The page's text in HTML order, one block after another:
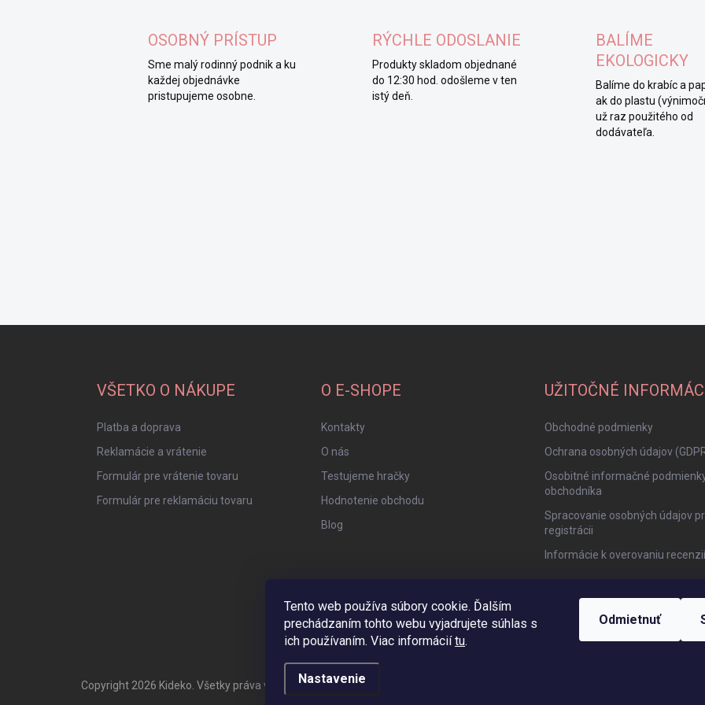
Tento web používa súbory cookie. Ďalším
prechádzaním tohto webu vyjadrujete súhlas s
ich používaním. Viac informáciítu.
Nastavenie
Odmietnuť
OSOBNÝ PRÍSTUP
Sme malý rodinný podnik a ku
každej objednávke
pristupujeme osobne.
RÝCHLE ODOSLANIE
Produkty skladom objednané
do 12:30 hod. odošleme v ten
istý deň.
BALÍME
EKOLOGICKY
Balíme do krabíc a
ak do plastu
už raz použitého od
dodávateľa.
VŠETKO O NÁKUPE
Platba a doprava
Reklamácie a vrátenie
Formulár pre vrátenie tovaru
Formulár pre reklamáciu tovaru
O E-SHOPE
Kontakty
O nás
Testujeme hračky
Hodnotenie obchodu
Blog
UŽITOČNÉ
Obchodné podmienky
Ochrana osobných údajov
Osobitné informačné
obchodníka
Spracovanie osobných údajov
registrácii
Informácie k overovaniu recenzií
Copyright 2026 Kideko . Všetky práva vyhradené.